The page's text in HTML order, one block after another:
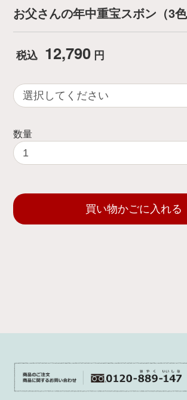
お父さんの年中重宝スボン（3
税込 12,790 円
数量
買い物かごに入れる